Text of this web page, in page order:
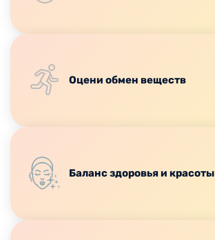
Оцени обмен веществ
Баланс здоровья и красоты